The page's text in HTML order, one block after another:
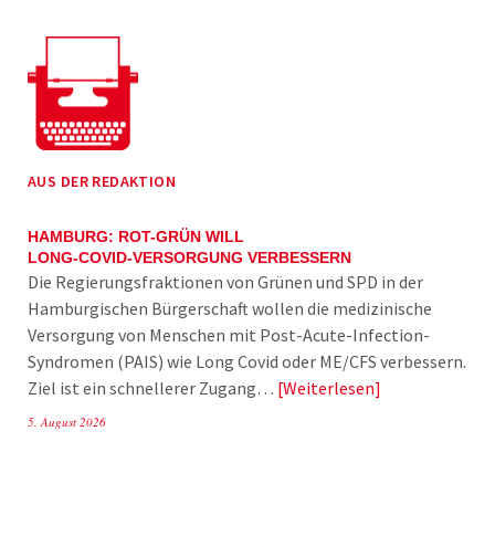
AUS DER REDAKTION
HAMBURG: ROT-GRÜN WILL
LONG-COVID-VERSORGUNG VERBESSERN
Die Regierungsfraktionen von Grünen und SPD in der
Hamburgischen Bürgerschaft wollen die medizinische
Versorgung von Menschen mit Post-Acute-Infection-
Syndromen (PAIS) wie Long Covid oder ME/CFS verbessern.
Ziel ist ein schnellerer Zugang… Weiterlesen
5. August 2026